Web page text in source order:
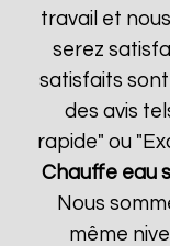
travail et
serez
satisfaits
des avis
rapide" ou
Chauffe eau
Nous
même